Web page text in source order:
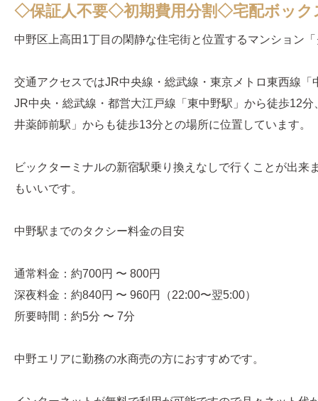
◇保証人不要◇初期費用分割◇宅配ボッ
中野区上高田1丁目の閑静な住宅街と位置するマンション
交通アクセスではJR中央線・総武線・東京メトロ東西線「
JR中央・総武線・都営大江戸線「東中野駅」から徒歩12
井薬師前駅」からも徒歩13分との場所に位置しています。
ビックターミナルの新宿駅乗り換えなしで行くことが出来
もいいです。
中野駅までのタクシー料金の目安
通常料金：約700円 〜 800円
深夜料金：約840円 〜 960円（22:00〜翌5:00）
所要時間：約5分 〜 7分
中野エリアに勤務の水商売の方におすすめです。